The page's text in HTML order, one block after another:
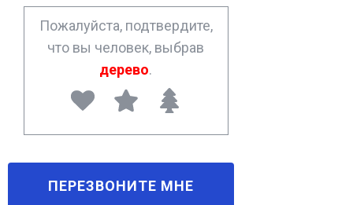
*
Пожалуйста, подтвердите,
что вы человек, выбрав
дерево.